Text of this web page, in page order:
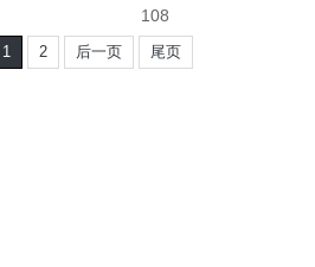
108
1 2 后一页 尾页